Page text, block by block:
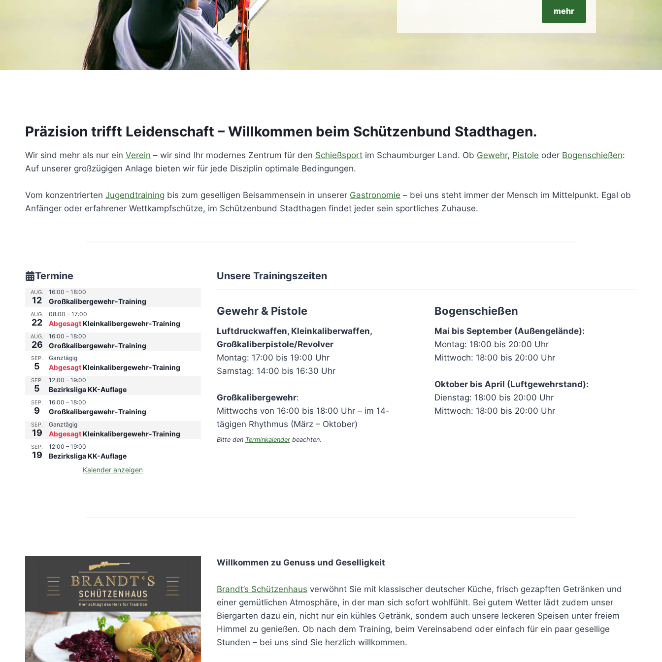
mehr
Präzision trifft Leidenschaft – Willkommen beim Schützenbund Stadthagen.
Wir sind mehr als nur ein Verein – wir sind Ihr modernes Zentrum für den Schießsport im Schaumburger Land. Ob Gewehr, Pistole oder Bogenschießen:
Auf unserer großzügigen Anlage bieten wir für jede Disziplin optimale Bedingungen.
Vom konzentrierten Jugendtraining bis zum geselligen Beisammensein in unserer Gastronomie – bei uns steht immer der Mensch im Mittelpunkt. Egal ob
Anfänger oder erfahrener Wettkampfschütze, im Schützenbund Stadthagen findet jeder sein sportliches Zuhause.
Termine
AUG.
12
16:00 – 18:00
Großkalibergewehr-Training
AUG.
22
08:00 – 17:00
AbgesagtKleinkalibergewehr-Training
AUG.
26
16:00 – 18:00
Großkalibergewehr-Training
SEP.
5
Ganztägig
AbgesagtKleinkalibergewehr-Training
SEP.
5
12:00 – 19:00
Bezirksliga KK-Auflage
SEP.
9
16:00 – 18:00
Großkalibergewehr-Training
SEP.
19
Ganztägig
AbgesagtKleinkalibergewehr-Training
SEP.
19
12:00 – 19:00
Bezirksliga KK-Auflage
Kalender anzeigen
Unsere Trainingszeiten
Gewehr & Pistole
Luftdruckwaffen, Kleinkaliberwaffen,
Großkaliberpistole/Revolver
Montag: 17:00 bis 19:00 Uhr
Samstag: 14:00 bis 16:30 Uhr
Großkalibergewehr:
Mittwochs von 16:00 bis 18:00 Uhr – im 14-
tägigen Rhythmus (März – Oktober)
Bitte den Terminkalenderbeachten.
Bogenschießen
Mai bis September (Außengelände):
Montag: 18:00 bis 20:00 Uhr
Mittwoch: 18:00 bis 20:00 Uhr
Oktober bis April (Luftgewehrstand):
Dienstag: 18:00 bis 20:00 Uhr
Mittwoch: 18:00 bis 20:00 Uhr
Willkommen zu Genuss und Geselligkeit
Brandt’s Schützenhaus verwöhnt Sie mit klassischer deutscher Küche, frisch gezapften Getränken und
einer gemütlichen Atmosphäre, in der man sich sofort wohlfühlt. Bei gutem Wetter lädt zudem unser
Biergarten dazu ein, nicht nur ein kühles Getränk, sondern auch unsere leckeren Speisen unter freiem
Himmel zu genießen. Ob nach dem Training, beim Vereinsabend oder einfach für ein paar gesellige
Stunden – bei uns sind Sie herzlich willkommen.